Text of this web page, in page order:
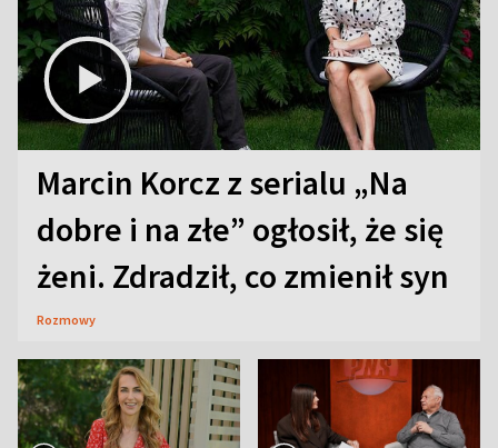
Marcin Korcz z serialu „Na
dobre i na złe” ogłosił, że się
żeni. Zdradził, co zmienił syn
Rozmowy